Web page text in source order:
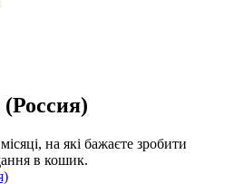
на які бажаєте зробити
в кошик.